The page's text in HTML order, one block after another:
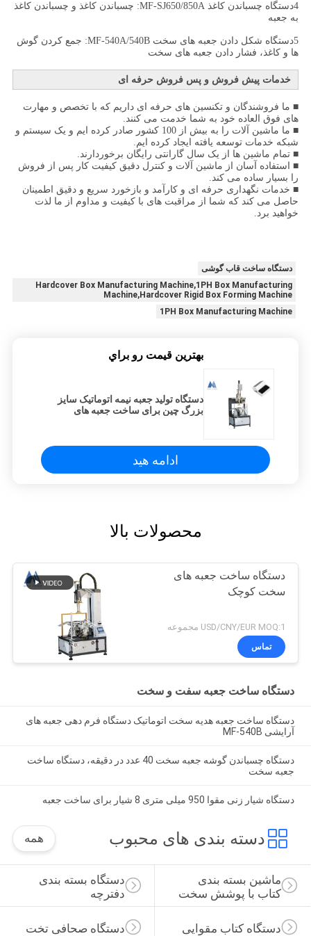
4دستگاه چسباندن کاغذ MF-SJ650/850A: چسباندن کاغذ و چسباندن کاغذ
به جعبه
5دستگاه شکل دادن جعبه های سخت MF-540A/540B: جمع کردن گوش
ها و کاغذ، فشار دادن جعبه های سخت
خدمات پیش فروش و پس فروش حرفه ای
■ ما فروشندگان و تکنسین های حرفه ای داریم که با تخصص و مهارت
های فوق العاده خود به شما خدمت می کنند.
■ ما ماشین آلات را به بیش از 100 کشور صادر کرده ایم و یک سیستم و
شبکه خدمات توسعه یافته ایجاد کرده ایم.
■ تمام ماشین ها از یک سال گارانتی رایگان برخوردارند.
■ استفاده آسان از ماشین آلات و کنترل دقیق کیفیت کار پس از فروش
را بسیار ساده می کند.
■ خدمات نگهداری حرفه ای و کارآمد و بازخورد سریع و دقیق اطمینان
حاصل می کند که شما از مراقبت های با کیفیت و مداوم از ما لذت
خواهید برد.
دستگاه ساخت قاب گوشی
Hardcover Box Manufacturing Machine,1PH Box Manufacturing
Machine,Hardcover Rigid Box Forming Machine
1PH Box Manufacturing Machine
بهترين قيمت رو براي
دستگاه تولید جعبه نیمه اتوماتیک سایز
بزرگ چین برای ساخت جعبه های
ادامه هید
محصولات بالا
دستگاه ساخت جعبه های
سخت کوچک
USD/CNY/EUR MOQ:1 مجموعه
تماس
دستگاه ساخت جعبه سفت و سخت
دستگاه ساخت جعبه هدیه سخت اتوماتیک دستگاه فرم دهی جعبه های
آرایشی MF-540B
دستگاه چسباندن گوشه جعبه سخت 40 عدد در دقیقه، دستگاه ساخت
جعبه سخت
دستگاه شیار زنی مقوا 950 میلی متری 8 شیار برای ساخت جعبه
دسته بندی های محبوب همه
دستگاه بسته بندی
دفترچه
ماشین بسته بندی
کتاب با پوشش سخت
دستگاه صحافی تخت دستگاه کتاب مقوایی